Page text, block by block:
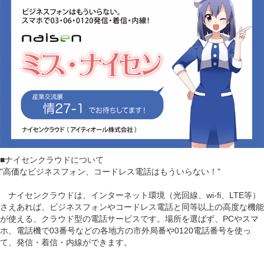
■ナイセンクラウドについて
"高価なビジネスフォン、コードレス電話はもういらない！"
ナイセンクラウドは、インターネット環境（光回線、wi-fi、LTE等）
さえあれば、ビジネスフォンやコードレス電話と同等以上の高度な機能
が使える、クラウド型の電話サービスです。場所を選ばず、PCやスマ
ホ、電話機で03番号などの各地方の市外局番や0120電話番号を使っ
て、発信・着信・内線ができます。